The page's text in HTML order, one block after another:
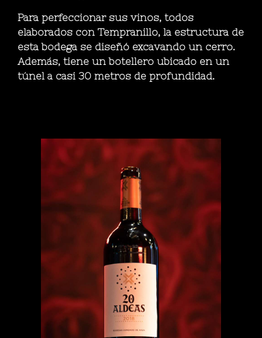
Para perfeccionar sus vinos, todos
elaborados con Tempranillo, la estructura de
esta bodega se diseñó excavando un cerro.
Además, tiene un botellero ubicado en un
túnel a casi 30 metros de profundidad.